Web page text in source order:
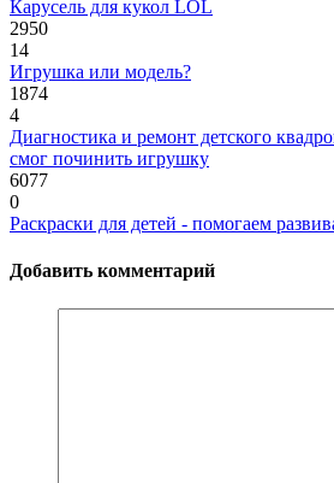
Карусель для кукол LOL
2950
14
Игрушка или модель?
1874
4
Диагностика и ремонт детского
смог починить игрушку
6077
0
Раскраски для детей - помогаем
Добавить комментарий